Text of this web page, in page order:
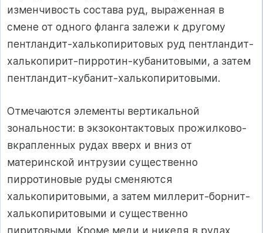
изменчивость состава руд, выраженная в
смене от одного флан­га залежи к другому
пентландит-халькопиритовых руд пентландит-
халькопирит-пирротин-кубанитовыми, а затем
пентландит-кубанит-халькопиритовыми.
Отмечаются эле­менты вертикальной
зональности: в экзоконтактовых прожилково-
вкрапленных ру­дах вверх и вниз от
материнской интрузии существенно
пирротиновые руды сменяются
халькопиритовыми, а затем миллерит-борнит-
халькопиритовыми и существенно
пиритовыми. Кроме меди и никеля в рудах